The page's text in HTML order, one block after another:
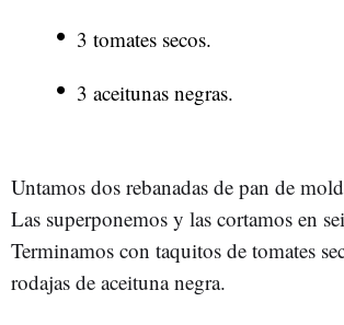
3 tomates secos.
3 aceitunas negras.
Untamos dos rebanadas de pan de
Las superponemos y las cortamos en
Terminamos con taquitos de tomates
rodajas de aceituna negra.